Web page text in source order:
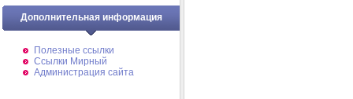
Дополнительная информация
Полезные ссылки
Ссылки Мирный
Администрация сайта